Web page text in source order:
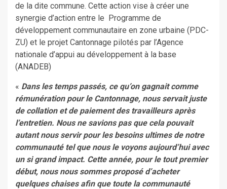
de la dite commune. Cette action vise à créer une
synergie d’action entre le Programme de
développement communautaire en zone urbaine (PDC-
ZU) et le projet Cantonnage pilotés par l’Agence
nationale d’appui au développement à la base
(ANADEB)
« Dans les temps passés, ce qu’on gagnait comme
rémunération pour le Cantonnage, nous servait juste
de collation et de paiement des travailleurs après
l’entretien. Nous ne savions pas que cela pouvait
autant nous servir pour les besoins ultimes de notre
communauté tel que nous le voyons aujourd’hui avec
un si grand impact. Cette année, pour le tout premier
début, nous nous sommes proposé d’acheter
quelques chaises afin que toute la communauté